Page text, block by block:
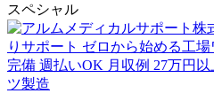
スペシャル